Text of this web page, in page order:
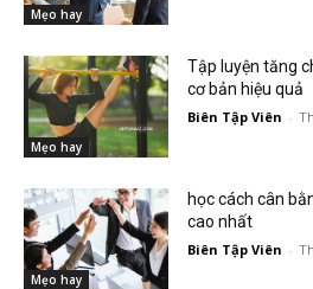
Mẹo hay
Mẹo hay
Tập luyện tăng
cơ bản hiệu quả
Biên Tập Viên -
Mẹo hay
học cách cân
cao nhất
Biên Tập Viên -